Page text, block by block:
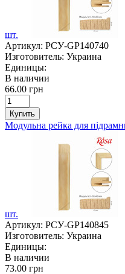
шт.
Артикул: РСУ-GP140740
Изготовитель: Украина
Единицы:
В наличии
66.00 грн
Купить
Модульна рейка для
шт.
Артикул: РСУ-GP140845
Изготовитель: Украина
Единицы:
В наличии
73.00 грн